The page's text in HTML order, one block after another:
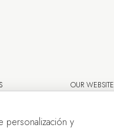
OUR WEBSITE
personalización y